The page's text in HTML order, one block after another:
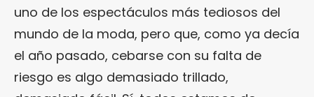
uno de los espectáculos más tediosos del
mundo de la moda, pero que, como ya decía
el año pasado, cebarse con su falta de
riesgo es algo demasiado trillado,